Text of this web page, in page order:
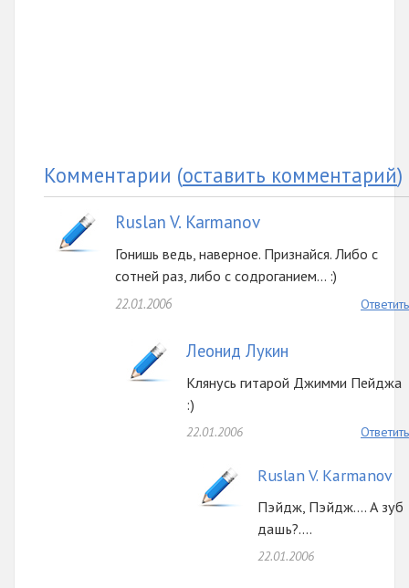
Комментарии (оставить комментарий)
Ruslan V. Karmanov
Гонишь ведь, наверное. Признайся. Либо с
сотней раз, либо с содроганием... :)
Ответить
22.01.2006
Леонид Лукин
Клянусь гитарой Джимми Пейджа
:)
Ответить
22.01.2006
Ruslan V. Karmanov
Пэйдж, Пэйдж.... А зуб
дашь?....
22.01.2006